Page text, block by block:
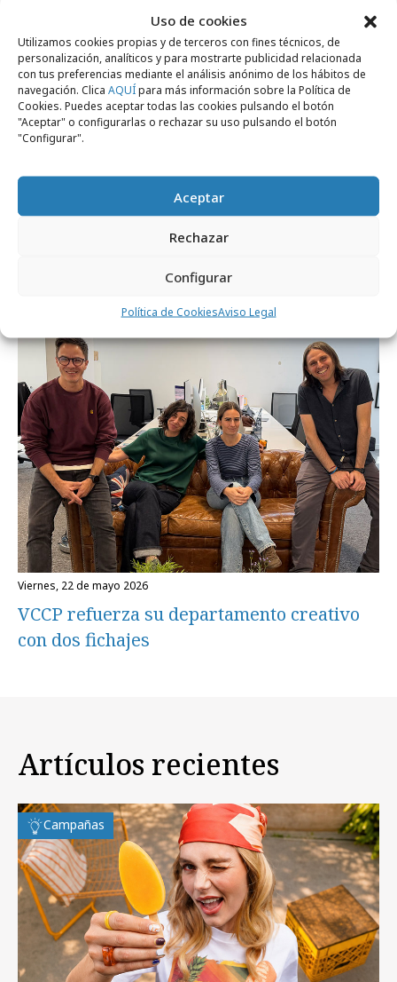
Uso de cookies
Utilizamos cookies propias y de terceros con fines técnicos, de
personalización, analíticos y para mostrarte publicidad relacionada
con tus preferencias mediante el análisis anónimo de los hábitos de
navegación. Clica AQUÍpara más información sobre la Política de
Cookies. Puedes aceptar todas las cookies pulsando el botón
"Aceptar" o configurarlas o rechazar su uso pulsando el botón
"Configurar".
Aceptar
Rechazar
Configurar
Política de CookiesAviso Legal
Primark lanza su primera campaña
viernes, 22 de mayo 2026
VCCP refuerza su departamento creativo
con dos fichajes
Artículos recientes
Campañas